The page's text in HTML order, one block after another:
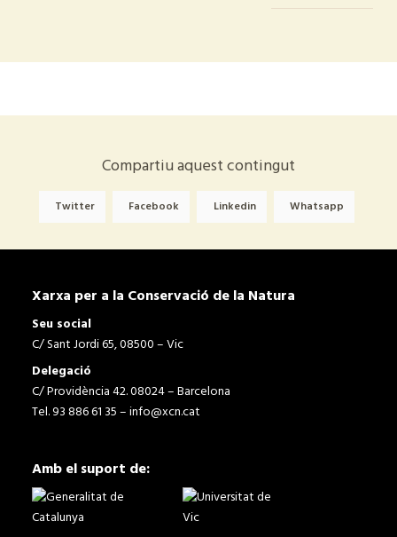
Compartiu aquest contingut
Twitter Facebook Linkedin Whatsapp
Xarxa per a la Conservació de la Natura
Seu social
C/ Sant Jordi 65, 08500 – Vic
Delegació
C/ Providència 42. 08024 – Barcelona
Tel. 93 886 61 35 –info@xcn.cat
Amb el suport de: